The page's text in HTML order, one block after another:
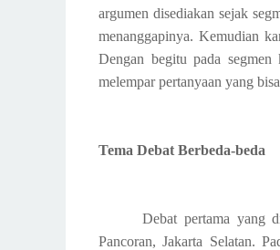
argumen disediakan sejak
menanggapinya. Kemudian
Dengan begitu pada
melempar pertanyaan yang
Tema Debat Berbeda-beda
Debat pertama yang
Pancoran, Jakarta Selatan.